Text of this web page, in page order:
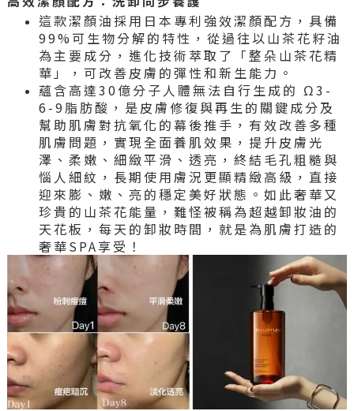
這款潔顏油採用日本專利強效潔顏配方，具備
99%可生物分解的特性，從過往以山茶花籽油
為主要成分，進化技術萃取了「整朵山茶花精
華」，可改善皮膚的彈性和新生能力。
蘊含高達30億分子人體無法自行生成的 Ω3-
6-9脂肪酸，是皮膚修復與再生的關鍵成分及
幫助肌膚對抗氧化的幕後推手，有效改善多種
肌膚問題，實現全面養肌效果，提升皮膚光
澤、柔嫩、細緻平滑、透亮，終結毛孔粗糙與
惱人細紋，長期使用膚況更顯精緻高級，直接
迎來膨、嫩、亮的穩定美好狀態。如此奢華又
珍貴的山茶花能量，難怪被稱為超越卸妝油的
天花板，每天的卸妝時間，就是為肌膚打造的
奢華SPA享受！